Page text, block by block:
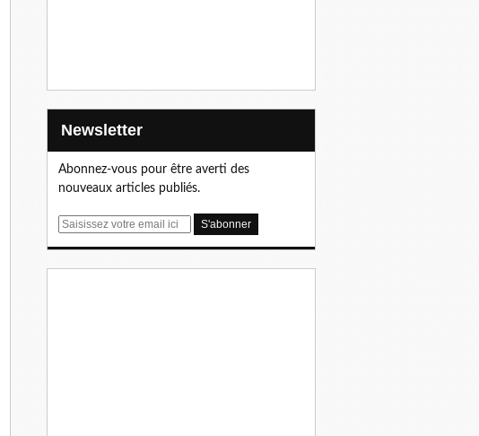
Newsletter
Abonnez-vous pour être averti des
nouveaux articles publiés.
E